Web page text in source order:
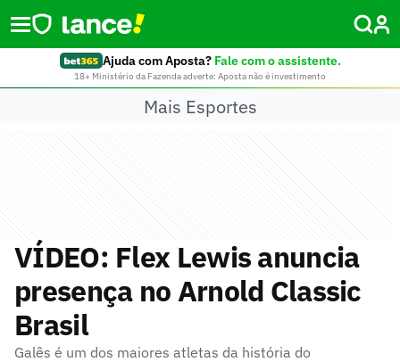
Ajuda com Aposta? Fale com o assistente.
18+ Ministério da Fazenda adverte: Aposta não é investimento
Mais Esportes
VÍDEO: Flex Lewis anuncia
presença no Arnold Classic
Brasil
Galês é um dos maiores atletas da história do